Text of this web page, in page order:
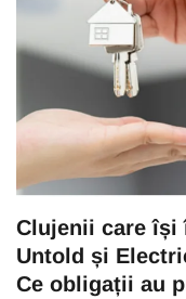
Clujenii care își
Untold și
Ce obligații au